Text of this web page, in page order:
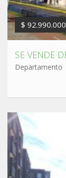
$ 92.990.000
Departamento